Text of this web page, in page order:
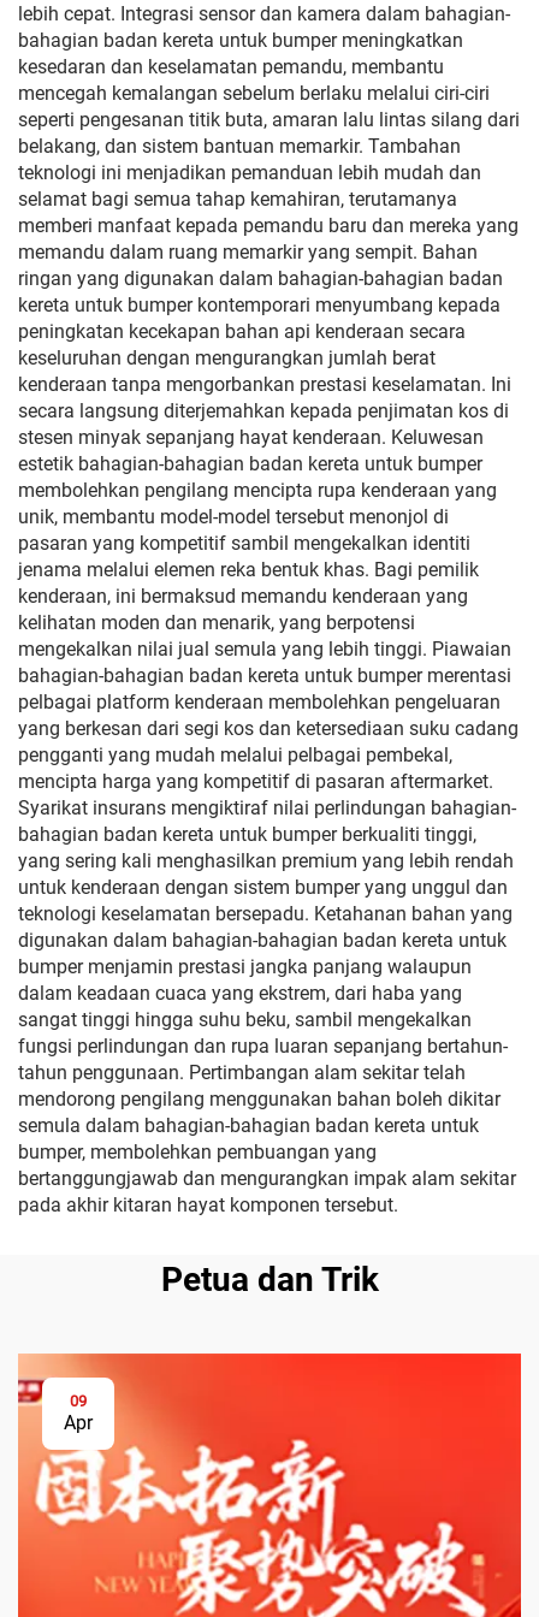
lebih cepat. Integrasi sensor dan kamera dalam bahagian-
bahagian badan kereta untuk bumper meningkatkan
kesedaran dan keselamatan pemandu, membantu
mencegah kemalangan sebelum berlaku melalui ciri-ciri
seperti pengesanan titik buta, amaran lalu lintas silang dari
belakang, dan sistem bantuan memarkir. Tambahan
teknologi ini menjadikan pemanduan lebih mudah dan
selamat bagi semua tahap kemahiran, terutamanya
memberi manfaat kepada pemandu baru dan mereka yang
memandu dalam ruang memarkir yang sempit. Bahan
ringan yang digunakan dalam bahagian-bahagian badan
kereta untuk bumper kontemporari menyumbang kepada
peningkatan kecekapan bahan api kenderaan secara
keseluruhan dengan mengurangkan jumlah berat
kenderaan tanpa mengorbankan prestasi keselamatan. Ini
secara langsung diterjemahkan kepada penjimatan kos di
stesen minyak sepanjang hayat kenderaan. Keluwesan
estetik bahagian-bahagian badan kereta untuk bumper
membolehkan pengilang mencipta rupa kenderaan yang
unik, membantu model-model tersebut menonjol di
pasaran yang kompetitif sambil mengekalkan identiti
jenama melalui elemen reka bentuk khas. Bagi pemilik
kenderaan, ini bermaksud memandu kenderaan yang
kelihatan moden dan menarik, yang berpotensi
mengekalkan nilai jual semula yang lebih tinggi. Piawaian
bahagian-bahagian badan kereta untuk bumper merentasi
pelbagai platform kenderaan membolehkan pengeluaran
yang berkesan dari segi kos dan ketersediaan suku cadang
pengganti yang mudah melalui pelbagai pembekal,
mencipta harga yang kompetitif di pasaran aftermarket.
Syarikat insurans mengiktiraf nilai perlindungan bahagian-
bahagian badan kereta untuk bumper berkualiti tinggi,
yang sering kali menghasilkan premium yang lebih rendah
untuk kenderaan dengan sistem bumper yang unggul dan
teknologi keselamatan bersepadu. Ketahanan bahan yang
digunakan dalam bahagian-bahagian badan kereta untuk
bumper menjamin prestasi jangka panjang walaupun
dalam keadaan cuaca yang ekstrem, dari haba yang
sangat tinggi hingga suhu beku, sambil mengekalkan
fungsi perlindungan dan rupa luaran sepanjang bertahun-
tahun penggunaan. Pertimbangan alam sekitar telah
mendorong pengilang menggunakan bahan boleh dikitar
semula dalam bahagian-bahagian badan kereta untuk
bumper, membolehkan pembuangan yang
bertanggungjawab dan mengurangkan impak alam sekitar
pada akhir kitaran hayat komponen tersebut.
Petua dan Trik
09
Apr